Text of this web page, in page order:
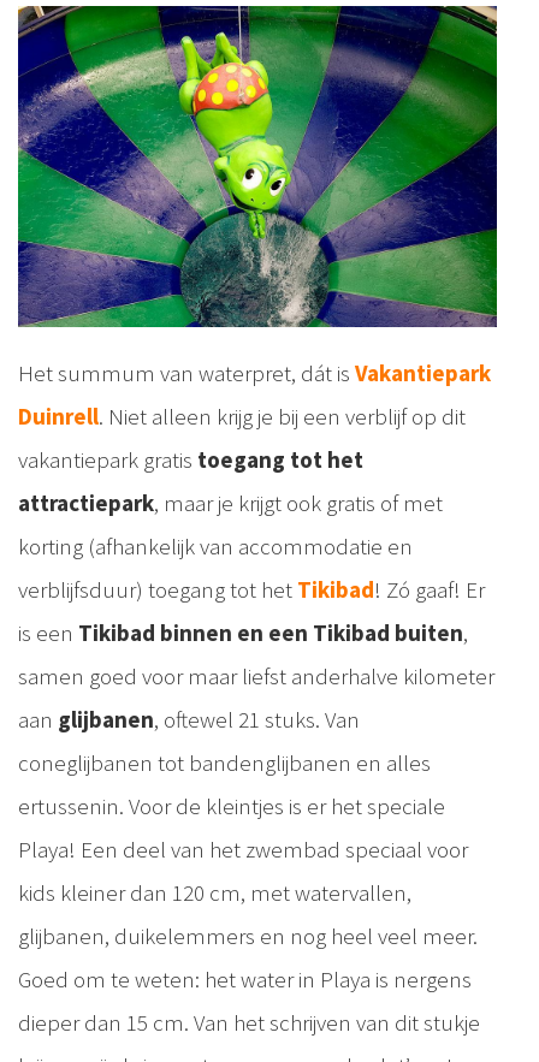
Het summum van waterpret, dát is Vakantiepark
Duinrell. Niet alleen krijg je bij een verblijf op dit
vakantiepark gratis toegang tot het
attractiepark, maar je krijgt ook gratis of met
korting (afhankelijk van accommodatie en
verblijfsduur) toegang tot het Tikibad! Zó gaaf! Er
is een Tikibad binnen en een Tikibad buiten,
samen goed voor maar liefst anderhalve kilometer
aan glijbanen, oftewel 21 stuks. Van
coneglijbanen tot bandenglijbanen en alles
ertussenin. Voor de kleintjes is er het speciale
Playa! Een deel van het zwembad speciaal voor
kids kleiner dan 120 cm, met watervallen,
glijbanen, duikelemmers en nog heel veel meer.
Goed om te weten: het water in Playa is nergens
dieper dan 15 cm. Van het schrijven van dit stukje